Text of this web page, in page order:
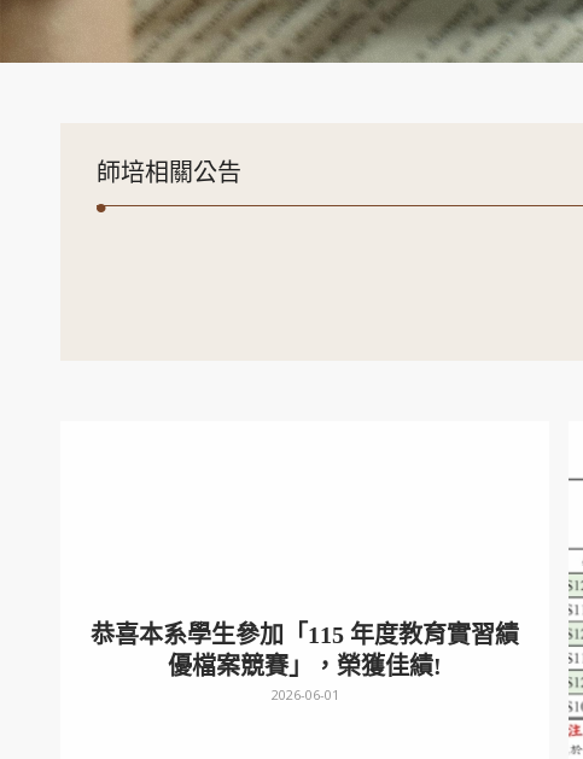
師培相關公告
恭喜本系學生參加「115 年度教育實習績
優檔案競賽」，榮獲佳績!
2026-06-01